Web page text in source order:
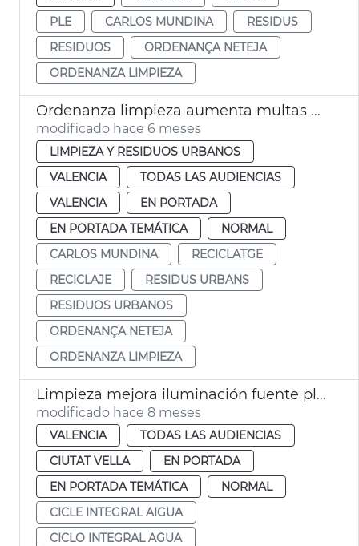
PLE
CARLOS MUNDINA
RESIDUS
RESIDUOS
ORDENANÇA NETEJA
ORDENANZA LIMPIEZA
Ordenanza limpieza aumenta multas ensuciar vía pública
modificado hace 6 meses
LIMPIEZA Y RESIDUOS URBANOS
VALENCIA
TODAS LAS AUDIENCIAS
VALENCIA
EN PORTADA
EN PORTADA TEMÁTICA
NORMAL
CARLOS MUNDINA
RECICLATGE
RECICLAJE
RESIDUS URBANS
RESIDUOS URBANOS
ORDENANÇA NETEJA
ORDENANZA LIMPIEZA
Limpieza mejora iluminación fuente plaza Ajuntament
modificado hace 8 meses
VALENCIA
TODAS LAS AUDIENCIAS
CIUTAT VELLA
EN PORTADA
EN PORTADA TEMÁTICA
NORMAL
CICLE INTEGRAL AIGUA
CICLO INTEGRAL AGUA